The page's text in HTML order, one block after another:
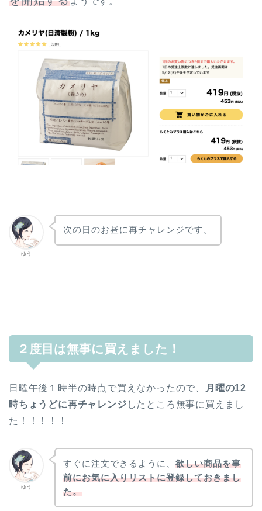
ゆう
次の日のお昼に再チャレンジです。
２度目は無事に買えました！
日曜午後１時半の時点で買えなかったので、
月曜の12
時ちょうどに再チャレンジ したところ無事に買えまし
た！！！！！
ゆう
すぐに注文できるように、 欲しい商品を事
前にお気に入りリストに登録しておきまし
た。